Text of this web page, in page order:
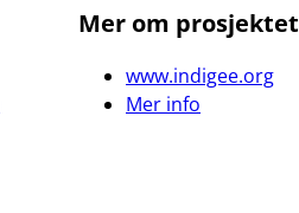
Mer om prosjektet
www.indigee.org
Mer info